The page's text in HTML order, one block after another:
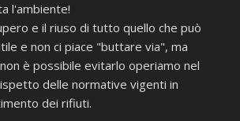
l'ambiente!
e il riuso di tutto quello che può
e non ci piace "buttare via", ma
è possibile evitarlo operiamo nel
delle normative vigenti in
dei rifiuti.